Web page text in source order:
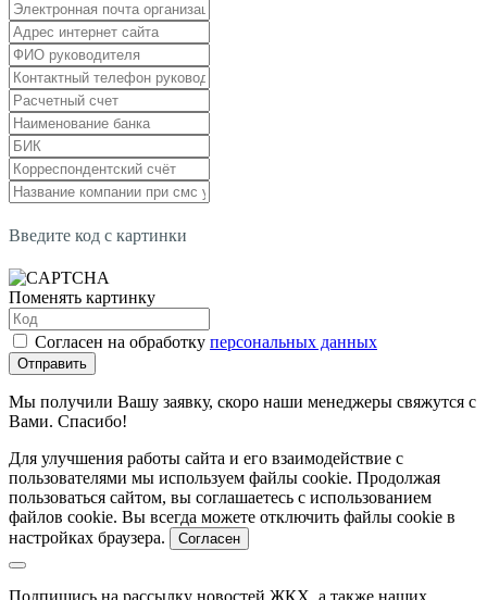
Введите код с картинки
Поменять картинку
Согласен на обработку персональных данных
Отправить
Мы получили Вашу заявку, скоро наши менеджеры свяжутся с
Вами. Спасибо!
Для улучшения работы сайта и его взаимодействие с
пользователями мы используем файлы cookie. Продолжая
пользоваться сайтом, вы соглашаетесь с использованием
файлов cookie. Вы всегда можете отключить файлы cookie в
настройках браузера.
Согласен
Подпишись на рассылку новостей ЖКХ, а также наших